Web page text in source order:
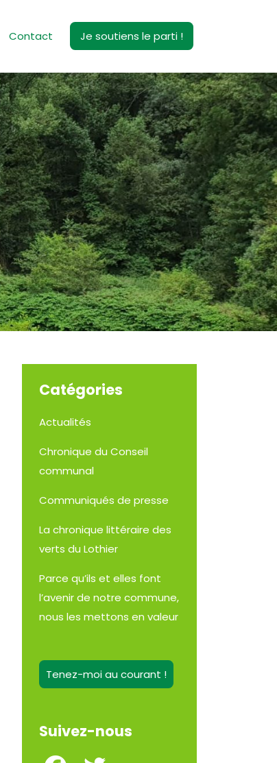
Contact Je soutiens le parti !
Catégories
Actualités
Chronique du Conseil
communal
Communiqués de presse
La chronique littéraire des
verts du Lothier
Parce qu’ils et elles font
l’avenir de notre commune,
nous les mettons en valeur
Tenez-moi au courant !
Suivez-nous